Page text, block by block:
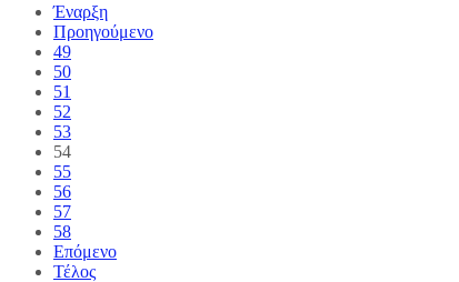
Έναρξη
Προηγούμενο
49
50
51
52
53
54
55
56
57
58
Επόμενο
Τέλος